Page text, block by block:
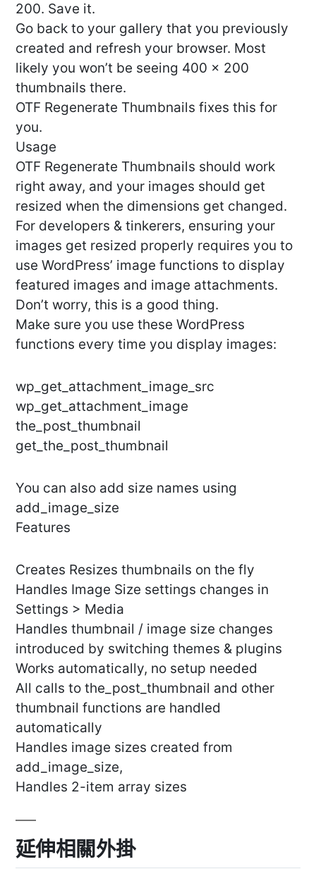
200. Save it.
Go back to your gallery that you previously
created and refresh your browser. Most
likely you won’t be seeing 400 x 200
thumbnails there.
OTF Regenerate Thumbnails fixes this for
you.
Usage
OTF Regenerate Thumbnails should work
right away, and your images should get
resized when the dimensions get changed.
For developers & tinkerers, ensuring your
images get resized properly requires you to
use WordPress’ image functions to display
featured images and image attachments.
Don’t worry, this is a good thing.
Make sure you use these WordPress
functions every time you display images:
wp_get_attachment_image_src
wp_get_attachment_image
the_post_thumbnail
get_the_post_thumbnail
You can also add size names using
add_image_size
Features
Creates Resizes thumbnails on the fly
Handles Image Size settings changes in
Settings > Media
Handles thumbnail / image size changes
introduced by switching themes & plugins
Works automatically, no setup needed
All calls to the_post_thumbnail and other
thumbnail functions are handled
automatically
Handles image sizes created from
add_image_size,
Handles 2-item array sizes
延伸相關外掛